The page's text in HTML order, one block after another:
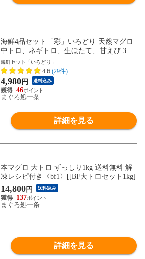
海鮮4品セット「彩」いろどり 天然マグロ
中トロ、ネギトロ、生ほたて、甘えび 3～4
人前 自然解凍OK 送料無料〈ird1〉yd9[[海
鮮セット彩いろどり]
海鮮セット「いろどり」
4.6 (29件)
4,980円 送料込み
46
まぐろ処一条
詳細を見る
本マグロ 大トロ ずっしり1kg 送料無料 解
凍レシピ付き〈bf1〉[[BF大トロセット1kg]
14,800円 送料込み
137
まぐろ処一条
詳細を見る